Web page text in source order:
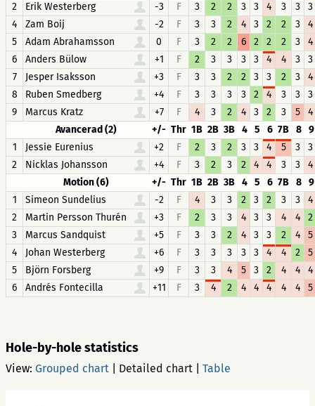
2
Erik Westerberg -3 F 3 2 2 3 3 4 3 3
3
4
Zam Boij -2 F 3 3 2 4 3 2 2 3
4
5
Adam Abrahamsson 0 F 3 2 2 6 2 2 2 3
4
6
Anders Bülow +1 F 2 3 3 3 3 4 4 3
3
7
Jesper Isaksson +3 F 3 3 2 2 3 3 2 3
4
8
Ruben Smedberg +4 F 3 3 3 3 2 4 3 3
3
9
Marcus Kratz +7 F 4 3 2 4 3 2 3 5
4
Avancerad (2)
+/- Thr 1B 2B 3B 4 5 6 7B 8 9
1
Jessie Eurenius +2 F 2 3 2 3 3 4 5 3
3
2
Nicklas Johansson +4 F 3 2 3 2 4 4 3 3
4
Motion (6)
+/- Thr 1B 2B 3B 4 5 6 7B 8 9
1
Simeon Sundelius -2 F 4 3 3 2 3 2 3 3
4
2
Martin Persson Thurén +3 F 2 3 3 4 3 3 4 4
2
3
Marcus Sandquist +5 F 3 3 2 4 3 3 2 4
5
4
Johan Westerberg +6 F 3 3 3 3 3 4 4 2
5
5
Björn Forsberg +9 F 3 3 4 5 3 2 4 4
4
6
Andrés Fontecilla +11 F 3 4 2 4 4 4 4 4 5
Hole-by-hole statistics
View: Grouped chart Detailed chart Table